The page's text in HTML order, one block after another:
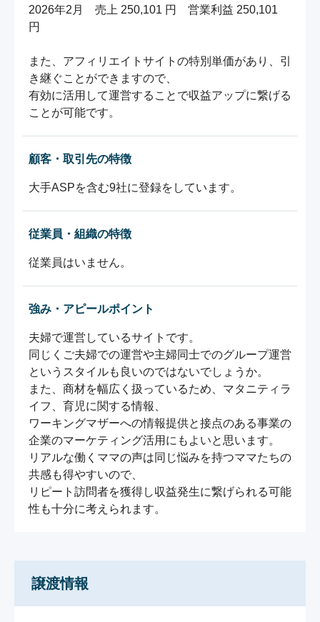
2026年2月　売上 250,101 円　営業利益 250,101
円
また、アフィリエイトサイトの特別単価があり、引
き継ぐことができますので、
有効に活用して運営することで収益アップに繋げる
ことが可能です。
顧客・取引先の特徴
大手ASPを含む9社に登録をしています。
従業員・組織の特徴
従業員はいません。
強み・アピールポイント
夫婦で運営しているサイトです。
同じくご夫婦での運営や主婦同士でのグループ運営
というスタイルも良いのではないでしょうか。
また、商材を幅広く扱っているため、マタニティラ
イフ、育児に関する情報、
ワーキングマザーへの情報提供と接点のある事業の
企業のマーケティング活用にもよいと思います。
リアルな働くママの声は同じ悩みを持つママたちの
共感も得やすいので、
リピート訪問者を獲得し収益発生に繋げられる可能
性も十分に考えられます。
譲渡情報